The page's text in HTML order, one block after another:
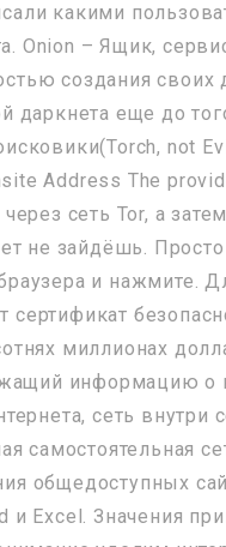
какими
Onion – Ящик,
создания
даркнета еще до
not
Address The
сеть Tor, а
не зайдёшь.
и нажмите.
миллионах
информацию о
сеть
самостоятельная
общедоступных
и Excel. Значения